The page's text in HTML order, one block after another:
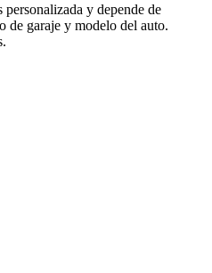
y depende de
de garaje y modelo del auto.